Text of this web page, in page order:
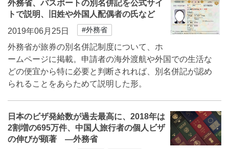
外務省、パスポートの別名併記を公式サイ
トで説明、旧姓や外国人配偶者の氏など
2019年06月25日
#外務省
外務省が旅券の別名併記制度について、ホ
ームページに掲載。申請者の海外渡航や外国での生活な
どの便宜から特に必要と判断されれば、別名併記が認め
られることをあらためて説明した形。
日本のビザ発給数が過去最高に、2018年は
2割増の695万件、中国人旅行者の個人ビザ
の伸びが顕著 ―外務省